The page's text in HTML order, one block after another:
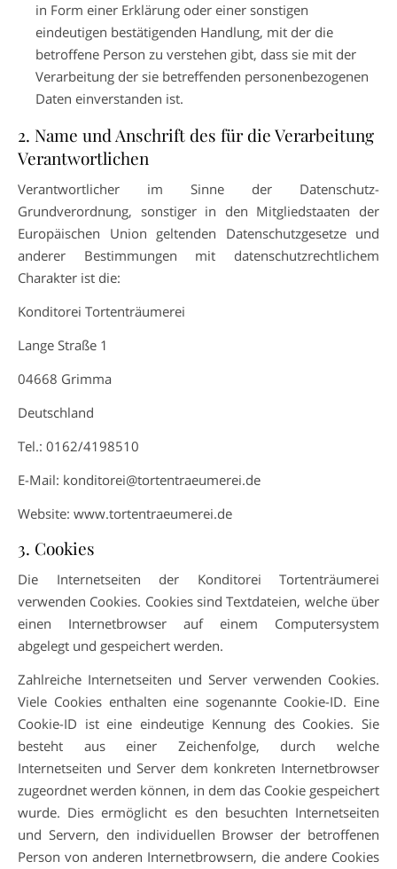
in Form einer Erklärung oder einer sonstigen
eindeutigen bestätigenden Handlung, mit der die
betroffene Person zu verstehen gibt, dass sie mit der
Verarbeitung der sie betreffenden personenbezogenen
Daten einverstanden ist.
2. Name und Anschrift des für die Verarbeitung
Verantwortlichen
Verantwortlicher im Sinne der Datenschutz-
Grundverordnung, sonstiger in den Mitgliedstaaten der
Europäischen Union geltenden Datenschutzgesetze und
anderer Bestimmungen mit datenschutzrechtlichem
Charakter ist die:
Konditorei Tortenträumerei
Lange Straße 1
04668 Grimma
Deutschland
Tel.: 0162/4198510
E-Mail: konditorei@tortentraeumerei.de
Website: www.tortentraeumerei.de
3. Cookies
Die Internetseiten der Konditorei Tortenträumerei
verwenden Cookies. Cookies sind Textdateien, welche über
einen Internetbrowser auf einem Computersystem
abgelegt und gespeichert werden.
Zahlreiche Internetseiten und Server verwenden Cookies.
Viele Cookies enthalten eine sogenannte Cookie-ID. Eine
Cookie-ID ist eine eindeutige Kennung des Cookies. Sie
besteht aus einer Zeichenfolge, durch welche
Internetseiten und Server dem konkreten Internetbrowser
zugeordnet werden können, in dem das Cookie gespeichert
wurde. Dies ermöglicht es den besuchten Internetseiten
und Servern, den individuellen Browser der betroffenen
Person von anderen Internetbrowsern, die andere Cookies